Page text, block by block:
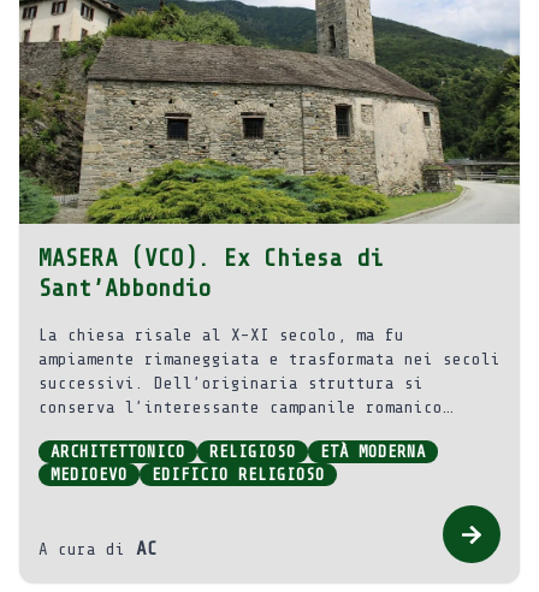
MASERA (VCO). Ex Chiesa di
Sant’Abbondio
La chiesa risale al X-XI secolo, ma fu
ampiamente rimaneggiata e trasformata nei secoli
successivi. Dell’originaria struttura si
conserva l’interessante campanile romanico
ARCHITETTONICO
RELIGIOSO
ETÀ MODERNA
MEDIOEVO
EDIFICIO RELIGIOSO
A cura di AC